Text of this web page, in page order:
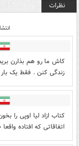
نظرات
کاش ما رو هم بذارن
زندگی کنن . فقط یک
کتاب ازاد لیا اوپی را
اتفاقاتی که افتاده